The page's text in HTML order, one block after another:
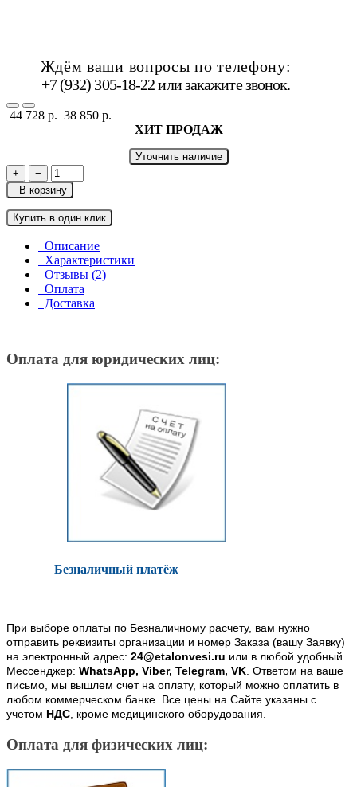
Ждём ваши вопросы по телефону:
+7 (932) 305-18-22 илизакажите звонок.
44 728 р. 38 850 р.
ХИТ ПРОДАЖ
Уточнить наличие
+
−
В корзину
Купить в один клик
Описание
Характеристики
Отзывы (2)
Оплата
Доставка
Оплата для юридических лиц:
Безналичный платёж
При выборе оплаты по Безналичному расчету, вам нужно
отправить реквизиты организации и номер Заказа (вашу Заявку)
на электронный адрес: 24@etalonvesi.ru или в любой удобный
Мессенджер: WhatsApp, Viber, Telegram, VK. Ответом на ваше
письмо, мы вышлем счет на оплату, который можно оплатить в
любом коммерческом банке. Все цены на Сайте указаны с
учетом НДС, кроме медицинского оборудования.
Оплата для физических лиц: